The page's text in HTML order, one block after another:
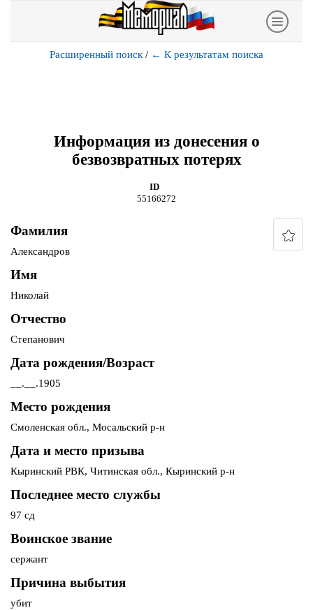
Расширенный поиск / ← К результатам поиска
Информация из донесения о
безвозвратных потерях
ID
55166272
Фамилия
Александров
Имя
Николай
Отчество
Степанович
Дата рождения/Возраст
__.__.1905
Место рождения
Смоленская обл., Мосальский р-н
Дата и место призыва
Кыринский РВК, Читинская обл., Кыринский р-н
Последнее место службы
97 сд
Воинское звание
сержант
Причина выбытия
убит